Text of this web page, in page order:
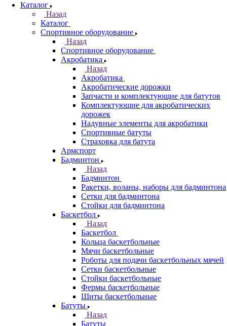
Каталог
Назад
Каталог
Спортивное оборудование
Назад
Спортивное оборудование
Акробатика
Назад
Акробатика
Акробатические дорожки
Запчасти и комплектующие для батутов
Комплектующие для акробатических
дорожек
Надувные элементы для акробатики
Спортивные батуты
Страховка для батута
Армспорт
Бадминтон
Назад
Бадминтон
Ракетки, воланы, наборы для бадминтона
Сетки для бадминтона
Стойки для бадминтона
Баскетбол
Назад
Баскетбол
Кольца баскетбольные
Мячи баскетбольные
Роботы для подачи баскетбольных мячей
Сетки баскетбольные
Стойки баскетбольные
Фермы баскетбольные
Щиты баскетбольные
Батуты
Назад
Батуты